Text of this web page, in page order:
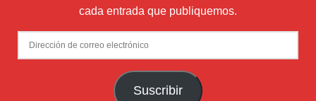
cada entrada que publiquemos.
Dirección
de
Suscribir